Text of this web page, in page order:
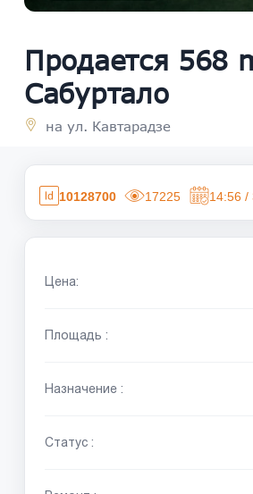
Продается 568
Сабуртало
на ул. Кавтарадзе
10128700 17225 14:56 /
Цена:
Площадь :
Назначение :
Статус :